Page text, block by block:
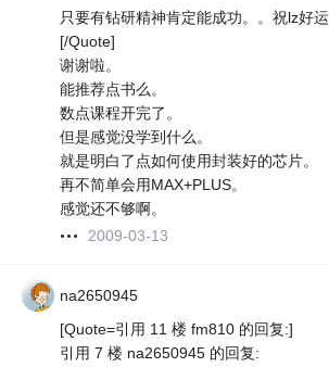
只要有钻研精神肯定能成功。。祝lz好运
[/Quote]
谢谢啦。
能推荐点书么。
数点课程开完了。
但是感觉没学到什么。
就是明白了点如何使用封装好的芯片。
再不简单会用MAX+PLUS。
感觉还不够啊。
2009-03-13
na2650945
[Quote=引用 11 楼 fm810 的回复:]
引用 7 楼 na2650945 的回复: